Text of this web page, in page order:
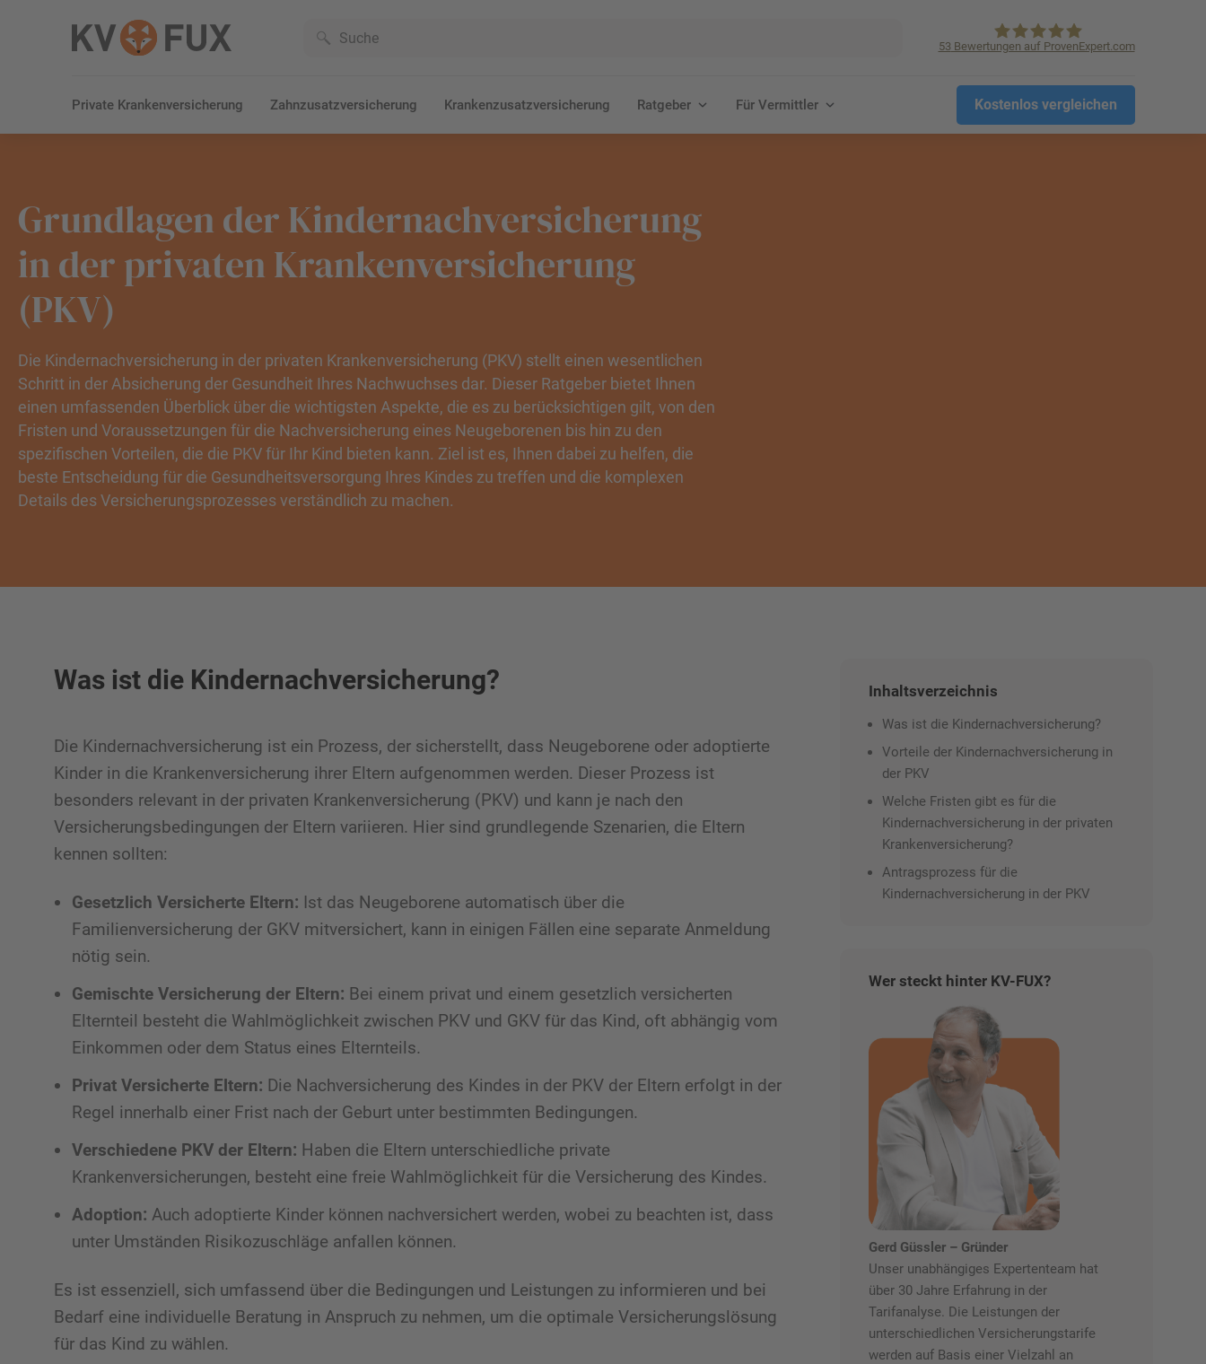
KVpro.de GmbH
53 Bewertungen auf ProvenExpert.com
Private Krankenversicherung Zahnzusatzversicherung Krankenzusatzversicherung Ratgeber Für Vermittler Kostenlos vergleichen
Grundlagen der Kindernachversicherung
in der privaten Krankenversicherung
(PKV)
Die Kindernachversicherung in der privaten Krankenversicherung (PKV) stellt einen wesentlichen
Schritt in der Absicherung der Gesundheit Ihres Nachwuchses dar. Dieser Ratgeber bietet Ihnen
einen umfassenden Überblick über die wichtigsten Aspekte, die es zu berücksichtigen gilt, von den
Fristen und Voraussetzungen für die Nachversicherung eines Neugeborenen bis hin zu den
spezifischen Vorteilen, die die PKV für Ihr Kind bieten kann. Ziel ist es, Ihnen dabei zu helfen, die
beste Entscheidung für die Gesundheitsversorgung Ihres Kindes zu treffen und die komplexen
Details des Versicherungsprozesses verständlich zu machen.
Inhaltsverzeichnis
Was ist die Kindernachversicherung?
Vorteile der Kindernachversicherung in
der PKV
Welche Fristen gibt es für die
Kindernachversicherung in der privaten
Krankenversicherung?
Antragsprozess für die
Kindernachversicherung in der PKV
Wer steckt hinter KV-FUX?
Gerd Güssler – Gründer
Unser unabhängiges Expertenteam hat
über 30 Jahre Erfahrung in der
Tarifanalyse. Die Leistungen der
unterschiedlichen Versicherungstarife
werden auf Basis einer Vielzahl an
Was ist die Kindernachversicherung?
Die Kindernachversicherung ist ein Prozess, der sicherstellt, dass Neugeborene oder adoptierte
Kinder in die Krankenversicherung ihrer Eltern aufgenommen werden. Dieser Prozess ist
besonders relevant in der privaten Krankenversicherung (PKV) und kann je nach den
Versicherungsbedingungen der Eltern variieren. Hier sind grundlegende Szenarien, die Eltern
kennen sollten:
Gesetzlich Versicherte Eltern: Ist das Neugeborene automatisch über die
Familienversicherung der GKV mitversichert, kann in einigen Fällen eine separate Anmeldung
nötig sein.
Gemischte Versicherung der Eltern: Bei einem privat und einem gesetzlich versicherten
Elternteil besteht die Wahlmöglichkeit zwischen PKV und GKV für das Kind, oft abhängig vom
Einkommen oder dem Status eines Elternteils.
Privat Versicherte Eltern: Die Nachversicherung des Kindes in der PKV der Eltern erfolgt in der
Regel innerhalb einer Frist nach der Geburt unter bestimmten Bedingungen.
Verschiedene PKV der Eltern: Haben die Eltern unterschiedliche private
Krankenversicherungen, besteht eine freie Wahlmöglichkeit für die Versicherung des Kindes.
Adoption: Auch adoptierte Kinder können nachversichert werden, wobei zu beachten ist, dass
unter Umständen Risikozuschläge anfallen können.
Es ist essenziell, sich umfassend über die Bedingungen und Leistungen zu informieren und bei
Bedarf eine individuelle Beratung in Anspruch zu nehmen, um die optimale Versicherungslösung
für das Kind zu wählen.